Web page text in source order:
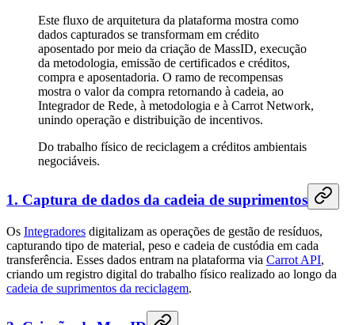
Este fluxo de arquitetura da plataforma mostra como
dados capturados se transformam em crédito
aposentado por meio da criação de MassID, execução
da metodologia, emissão de certificados e créditos,
compra e aposentadoria. O ramo de recompensas
mostra o valor da compra retornando à cadeia, ao
Integrador de Rede, à metodologia e à Carrot Network,
unindo operação e distribuição de incentivos.
Do trabalho físico de reciclagem a créditos ambientais
negociáveis.
1. Captura de dados da cadeia de suprimentos
Os Integradores digitalizam as operações de gestão de resíduos,
capturando tipo de material, peso e cadeia de custódia em cada
transferência. Esses dados entram na plataforma via Carrot API,
criando um registro digital do trabalho físico realizado ao longo da
cadeia de suprimentos da reciclagem.